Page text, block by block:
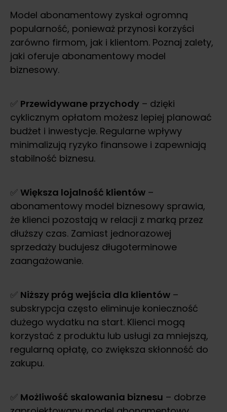
Model abonamentowy zyskał ogromną
popularność, ponieważ przynosi korzyści
zarówno firmom, jak i klientom. Poznaj zalety,
jaki oferuje abonamentowy model
biznesowy.
✅ Przewidywane przychody – dzięki
cyklicznym opłatom możesz lepiej planować
budżet i inwestycje. Regularne wpływy
minimalizują ryzyko finansowe i zapewniają
stabilność biznesu.
✅ Większa lojalność klientów –
abonamentowy model biznesowy sprawia,
że klienci pozostają w relacji z marką przez
dłuższy czas. Zamiast jednorazowej
sprzedaży budujesz długoterminowe
zaangażowanie.
✅ Niższy próg wejścia dla klientów –
subskrypcja często eliminuje konieczność
dużego wydatku na start. Klienci mogą
korzystać z produktu lub usługi za mniejszą,
regularną opłatę, co zwiększa skłonność do
zakupu.
✅ Możliwość skalowania biznesu – dobrze